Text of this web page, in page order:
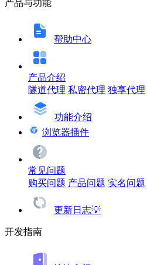
产品与功能
帮助中心
产品介绍
隧道代理 私密代理 独享代理
功能介绍
浏览器插件
常见问题
购买问题 产品问题 实名问题
更新日志💡
开发指南